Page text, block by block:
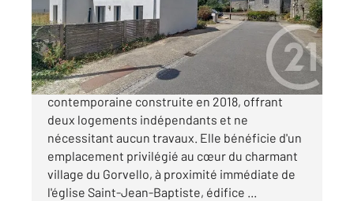
Maison à vendre
375 000 €
Century 21 vous propose cette maison
contemporaine construite en 2018, offrant
deux logements indépendants et ne
nécessitant aucun travaux. Elle bénéficie d'un
emplacement privilégié au cœur du charmant
village du Gorvello, à proximité immédiate de
l'église Saint-Jean-Baptiste, édifice ...